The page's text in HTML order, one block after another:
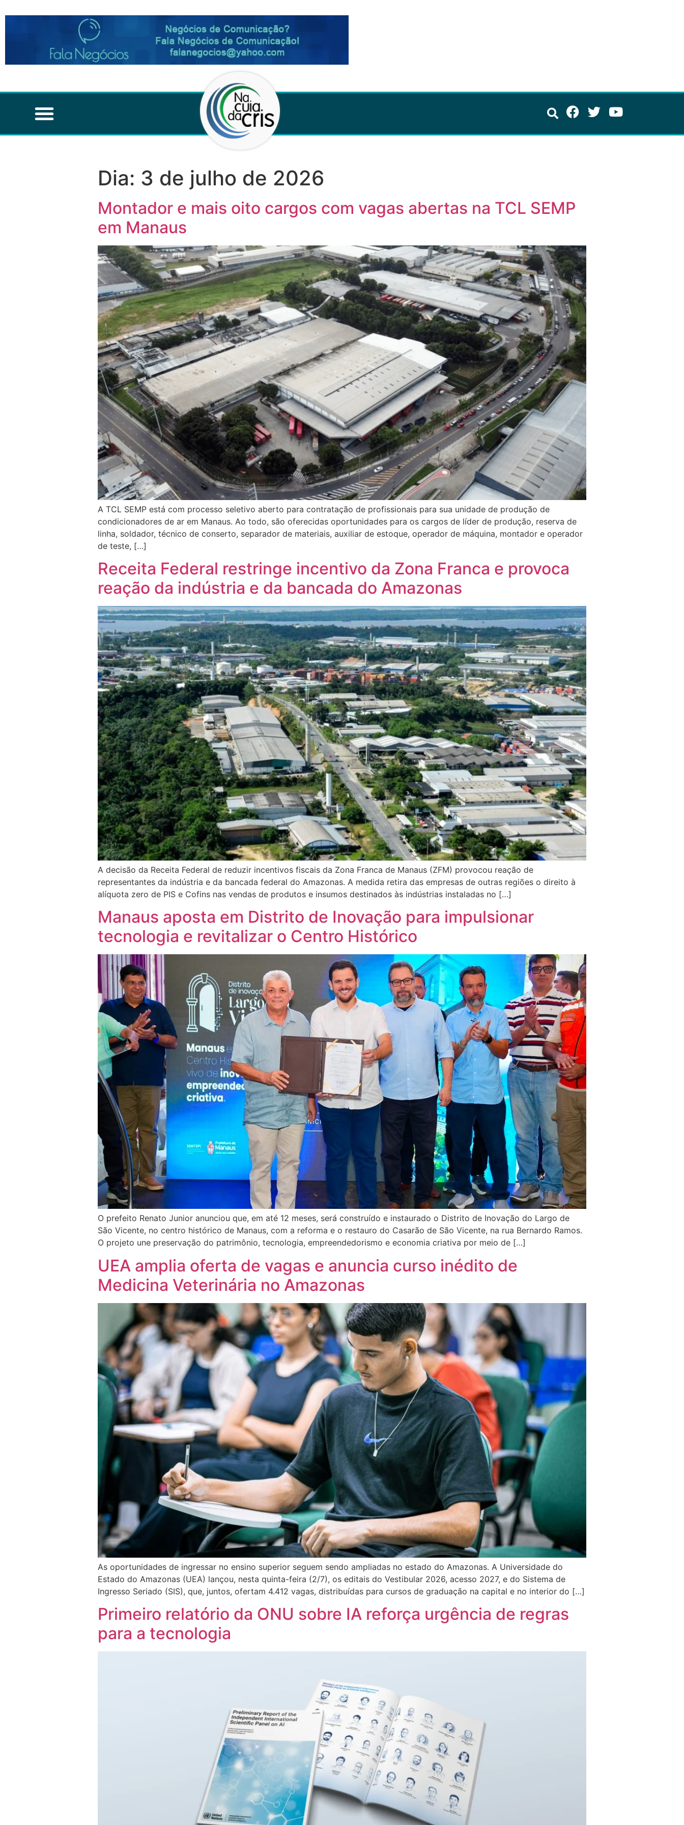
Dia: 3 de julho de 2026
Montador e mais oito cargos com vagas abertas na TCL SEMP
em Manaus
A TCL SEMP está com processo seletivo aberto para contratação de profissionais para sua unidade de produção de
condicionadores de ar em Manaus. Ao todo, são oferecidas oportunidades para os cargos de líder de produção, reserva de
linha, soldador, técnico de conserto, separador de materiais, auxiliar de estoque, operador de máquina, montador e operador
de teste, […]
Receita Federal restringe incentivo da Zona Franca e provoca
reação da indústria e da bancada do Amazonas
A decisão da Receita Federal de reduzir incentivos fiscais da Zona Franca de Manaus (ZFM) provocou reação de
representantes da indústria e da bancada federal do Amazonas. A medida retira das empresas de outras regiões o direito à
alíquota zero de PIS e Cofins nas vendas de produtos e insumos destinados às indústrias instaladas no […]
Manaus aposta em Distrito de Inovação para impulsionar
tecnologia e revitalizar o Centro Histórico
O prefeito Renato Junior anunciou que, em até 12 meses, será construído e instaurado o Distrito de Inovação do Largo de
São Vicente, no centro histórico de Manaus, com a reforma e o restauro do Casarão de São Vicente, na rua Bernardo Ramos.
O projeto une preservação do patrimônio, tecnologia, empreendedorismo e economia criativa por meio de […]
UEA amplia oferta de vagas e anuncia curso inédito de
Medicina Veterinária no Amazonas
As oportunidades de ingressar no ensino superior seguem sendo ampliadas no estado do Amazonas. A Universidade do
Estado do Amazonas (UEA) lançou, nesta quinta-feira (2/7), os editais do Vestibular 2026, acesso 2027, e do Sistema de
Ingresso Seriado (SIS), que, juntos, ofertam 4.412 vagas, distribuídas para cursos de graduação na capital e no interior do […]
Primeiro relatório da ONU sobre IA reforça urgência de regras
para a tecnologia